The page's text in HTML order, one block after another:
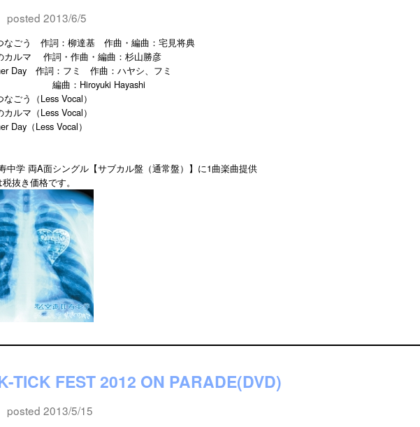
posted 2013/6/5
なごう 作詞：柳達基 作曲・編曲：宅見将典
カルマ 作詞・作曲・編曲：杉山勝彦
Day 作詞：フミ 作曲：ハヤシ、フミ
Hiroyuki Hayashi
ごう（Less Vocal）
ルマ（Less Vocal）
Day（Less Vocal）
中学 両A面シングル【サブカル盤（通常盤）】に1曲楽曲提供
抜き価格です。
TICK FEST 2012 ON PARADE(DVD)
posted 2013/5/15